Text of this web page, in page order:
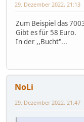
29. Dezember 2022, 21:13
Zum Beispiel das
Gibt es für 58 Euro.
In der ,,Bucht"...
NoLi
29. Dezember 2022, 21:47